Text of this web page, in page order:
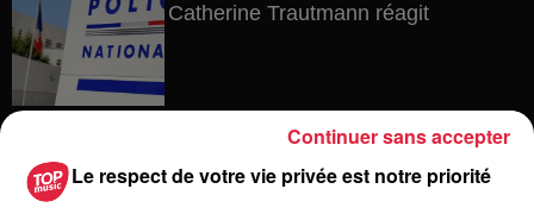
Catherine Trautmann réagit
Au zoo de Mulhouse : rencontre
avec les flamants rouges
Le respect de votre vie privée est notre priorité
Continuer sans accepter